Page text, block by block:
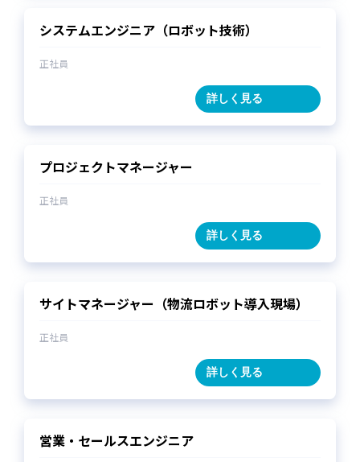
システムエンジニア（ロボット技術）
正社員
詳しく見る
プロジェクトマネージャー
正社員
詳しく見る
サイトマネージャー（物流ロボット導入現場）
正社員
詳しく見る
営業・セールスエンジニア
ることに対して協力する必要がある場合であ
って、本人の同意を得ることにより当該事務
2. 予め次の事項を告知あるいは公表し、かつ
当社が個人情報保護委員会に届出をしたとき
の提供を停止すること本人の求めを受け付け
ものとします。
b. 合併その他の事由による事業の承継に伴
c. 個人情報を特定の者との間で共同して利用